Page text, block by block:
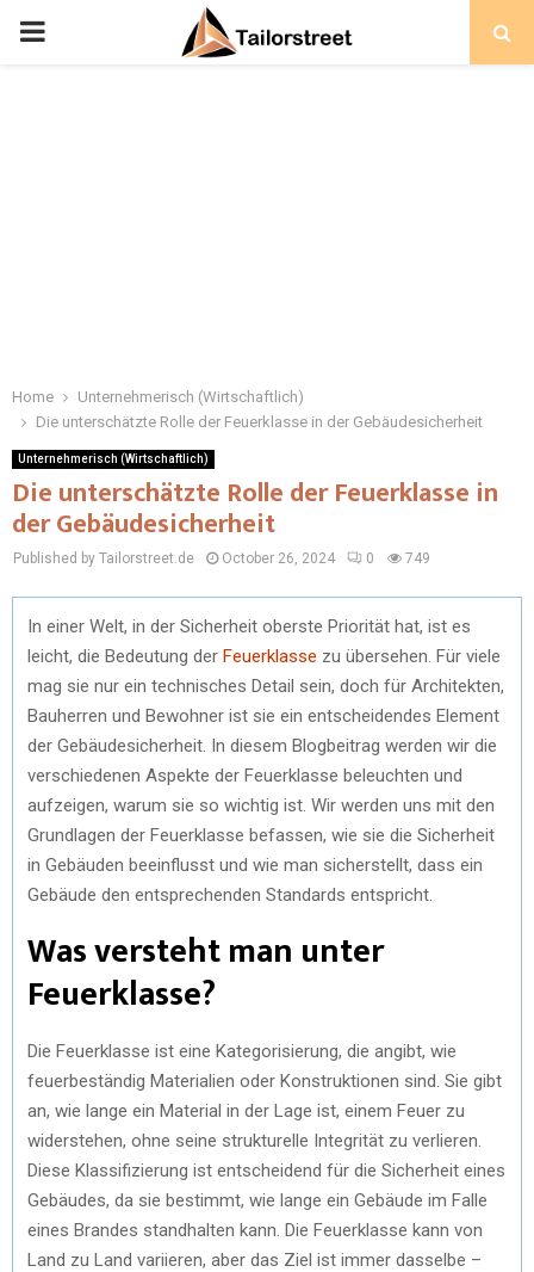
PRIMARY
Home
Unternehmerisch (Wirtschaftlich)
Die unterschätzte Rolle der Feuerklasse in der Gebäudesicherheit
Unternehmerisch (Wirtschaftlich)
Die unterschätzte Rolle der Feuerklasse in
der Gebäudesicherheit
Published by Tailorstreet.de October 26, 2024 0 749
In einer Welt, in der Sicherheit oberste Priorität hat, ist es
leicht, die Bedeutung der Feuerklasse zu übersehen. Für viele
mag sie nur ein technisches Detail sein, doch für Architekten,
Bauherren und Bewohner ist sie ein entscheidendes Element
der Gebäudesicherheit. In diesem Blogbeitrag werden wir die
verschiedenen Aspekte der Feuerklasse beleuchten und
aufzeigen, warum sie so wichtig ist. Wir werden uns mit den
Grundlagen der Feuerklasse befassen, wie sie die Sicherheit
in Gebäuden beeinflusst und wie man sicherstellt, dass ein
Gebäude den entsprechenden Standards entspricht.
Was versteht man unter
Feuerklasse?
Die Feuerklasse ist eine Kategorisierung, die angibt, wie
feuerbeständig Materialien oder Konstruktionen sind. Sie gibt
an, wie lange ein Material in der Lage ist, einem Feuer zu
widerstehen, ohne seine strukturelle Integrität zu verlieren.
Diese Klassifizierung ist entscheidend für die Sicherheit eines
Gebäudes, da sie bestimmt, wie lange ein Gebäude im Falle
eines Brandes standhalten kann. Die Feuerklasse kann von
Land zu Land variieren, aber das Ziel ist immer dasselbe –